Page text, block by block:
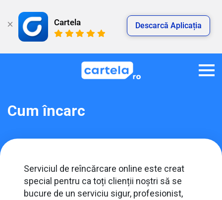
Cartela Descarcă Aplicația
Cum încarc
Serviciul de reîncărcare online este creat
special pentru ca toți clienții noștri să se
bucure de un serviciu sigur, profesionist,